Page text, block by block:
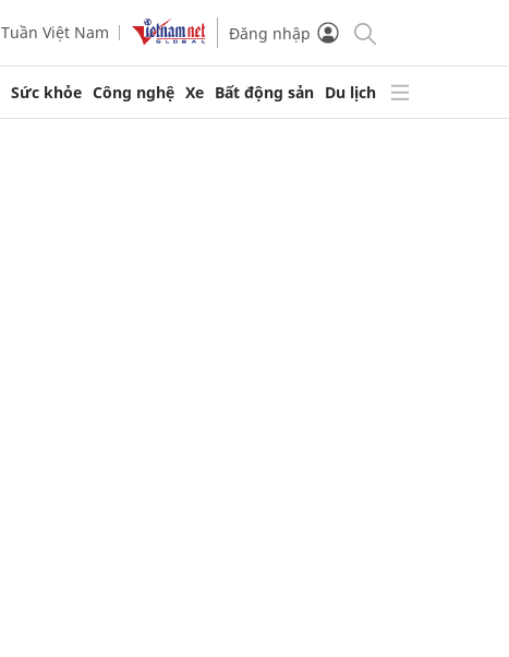
Tuần Việt Nam Đăng nhập
Sức khỏe Công nghệ Xe Bất động sản Du lịch